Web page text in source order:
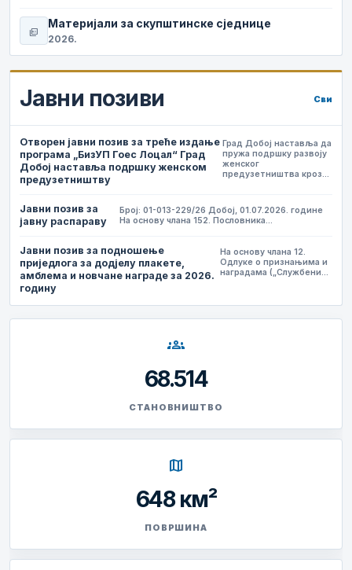
picture_as_pdf
Материјали за скупштинске сједнице
2026.
Јавни позиви Сви
Отворен јавни позив за треће издање
програма „БизУП Гоес Лоцал“ Град
Добој наставља подршку женском
предузетништву
Град Добој наставља да
пружа подршку развоју
женског
предузетништва кроз…
Јавни позив за
јавну распараву
Број: 01-013-229/26 Добој, 01.07.2026. године
На основу члана 152. Пословника…
Јавни позив за подношење
приједлога за додјелу плакете,
амблема и новчане награде за 2026.
годину
На основу члана 12.
Одлуке о признањима и
наградама („Службени…
groups
68.514
СТАНОВНИШТВО
map
648 км²
ПОВРШИНА